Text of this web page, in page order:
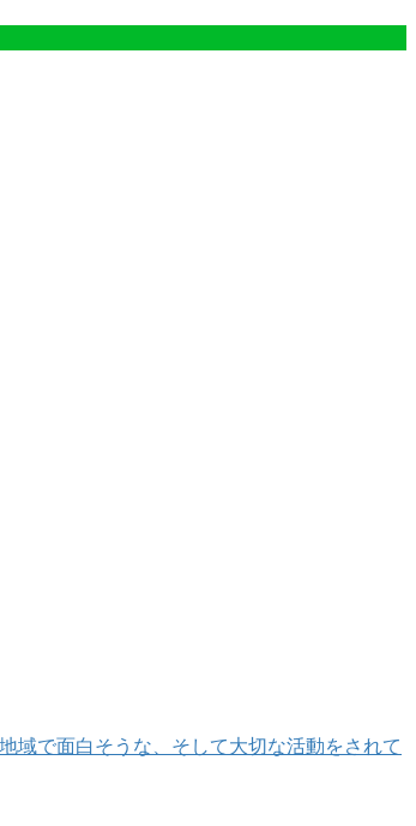
域で面白そうな、そして大切な活動をされて